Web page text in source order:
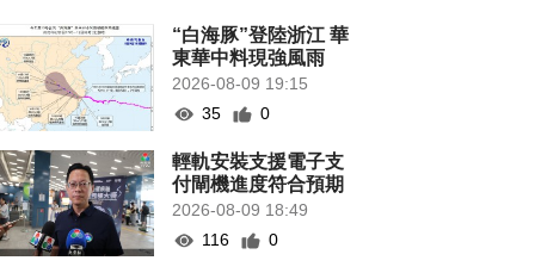
“白海豚”登陸浙江 華
東華中料現強風雨
2026-08-09 19:15
35
0
輕軌安裝支援電子支
付閘機進度符合預期
2026-08-09 18:49
116
0